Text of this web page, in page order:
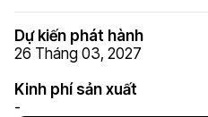
Dự kiến phát hành
26 Tháng 03, 2027
Kinh phí sản xuất
-